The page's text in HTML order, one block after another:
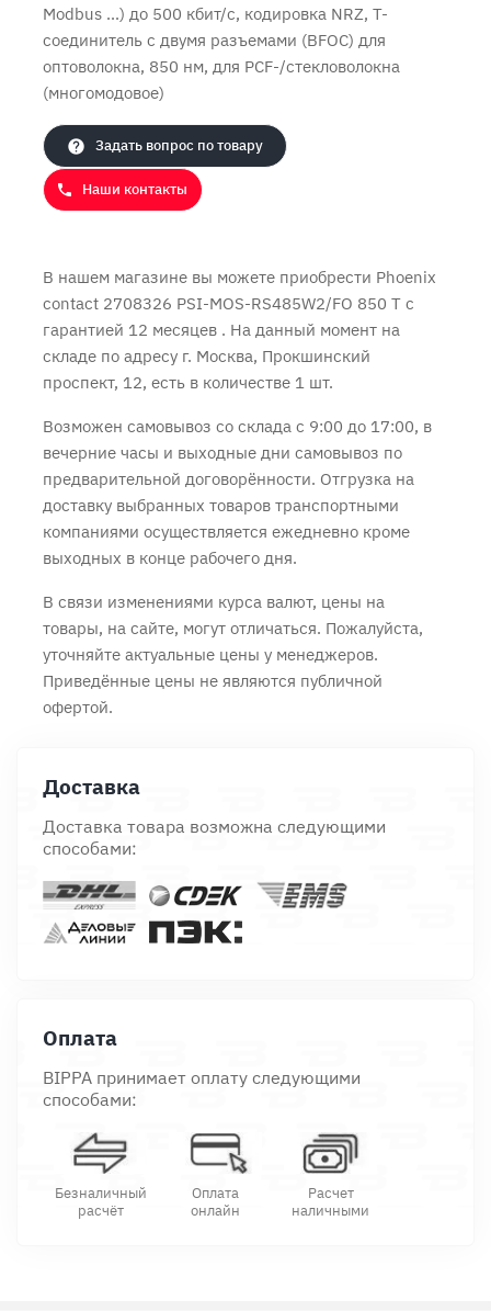
Modbus ...) до 500 кбит/с, кодировка NRZ, T-
соединитель с двумя разъемами (BFOC) для
оптоволокна, 850 нм, для PCF-/стекловолокна
(многомодовое)
Задать вопрос по товару
Наши контакты
В нашем магазине вы можете приобрести Phoenix
contact 2708326 PSI-MOS-RS485W2/FO 850 T с
гарантией 12 месяцев . На данный момент на
складе по адресу г. Москва, Прокшинский
проспект, 12, есть в количестве 1 шт.
Возможен самовывоз со склада с 9:00 до 17:00, в
вечерние часы и выходные дни самовывоз по
предварительной договорённости. Отгрузка на
доставку выбранных товаров транспортными
компаниями осуществляется ежедневно кроме
выходных в конце рабочего дня.
В связи изменениями курса валют, цены на
товары, на сайте, могут отличаться. Пожалуйста,
уточняйте актуальные цены у менеджеров.
Приведённые цены не являются публичной
офертой.
Доставка
Доставка товара возможна следующими
способами:
Оплата
BIPPA принимает оплату следующими
способами:
Безналичный
расчёт
Оплата
онлайн
Расчет
наличными